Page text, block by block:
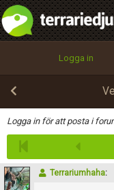
Logga in
Logga in för att posta i
Terrariumhaha:
integritetspolicy
Namn:
Epost:
Användarnamn:
Begär nytt lösenord